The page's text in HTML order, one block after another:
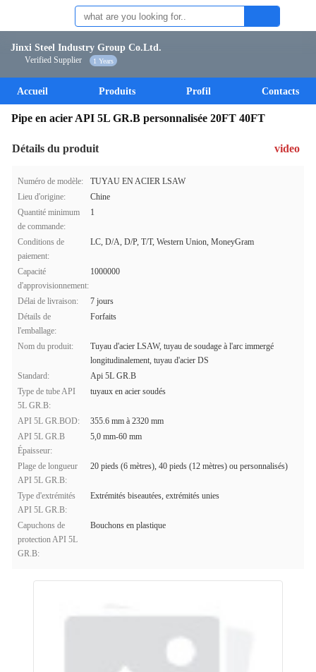
Jinxi Steel Industry Group Co.Ltd.
Verified Supplier 1 Years
Accueil Produits Profil Contacts
Pipe en acier API 5L GR.B personnalisée 20FT 40FT
Détails du produit video
Numéro de modèle:
TUYAU EN ACIER LSAW
Lieu d'origine:
Chine
Quantité minimum
de commande:
1
Conditions de
paiement:
LC, D/A, D/P, T/T, Western Union, MoneyGram
Capacité
d'approvisionnement:
1000000
Délai de livraison:
7 jours
Détails de
l'emballage:
Forfaits
Nom du produit:
Tuyau d'acier LSAW, tuyau de soudage à l'arc immergé
longitudinalement, tuyau d'acier DS
Standard:
Api 5L GR.B
Type de tube API
5L GR.B:
tuyaux en acier soudés
API 5L GR.BOD:
355.6 mm à 2320 mm
API 5L GR.B
Épaisseur:
5,0 mm-60 mm
Plage de longueur
API 5L GR.B:
20 pieds (6 mètres), 40 pieds (12 mètres) ou personnalisés)
Type d'extrémités
API 5L GR.B:
Extrémités biseautées, extrémités unies
Capuchons de
protection API 5L
GR.B:
Bouchons en plastique